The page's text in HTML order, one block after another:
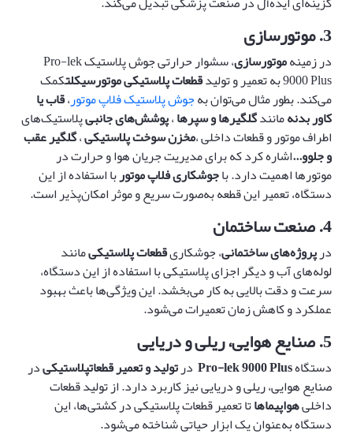
3. موتورسازی
در زمینهموتورسازی ، سشوار حرارتی جوش پلاستیک Pro-lek
9000 Plus به تعمیر و تولید قطعاتپلاستیکیموتورسیکلتکمک
می‌کند. بطور مثال می‌توان بهجوش پلاستیک فلاپ موتور،قاب یا
کاور بدنهمانندگلگیرها و سپرها،پوشش‌های جانبیپلاستیک‌های
اطراف موتور و قطعات داخلی ،مخزن سوخت پلاستیکی،گلگیر عقب
و جلوو...اشاره کرد که برای مدیریت جریان هوا و حرارت در
موتورها اهمیت دارد. باجوشکاری فلاپ موتوربا استفاده از این
دستگاه، تعمیر این قطعه به‌صورت سریع و موثر امکان‌پذیر است.
4. صنعت ساختمان
درپروژه‌های ساختمانی، جوشکاریقطعات پلاستیکیمانند
لوله‌های آب و دیگر اجزای پلاستیکی با استفاده از این دستگاه،
سرعت و دقت بالایی به کار می‌بخشد. این ویژگی‌ها باعث بهبود
عملکرد و کاهش زمان تعمیرات می‌شود.
5. صنایع هوایی، ریلی و دریایی
دستگاهPro-lek 9000 Plus درتولید و تعمیرقطعاتپلاستیکیدر
صنایع هوایی، ریلی و دریایی نیز کاربرد دارد. از تولید قطعات
داخلیهواپیماهاتا تعمیر قطعات پلاستیکی در کشتی‌ها، این
دستگاه به‌عنوان یک ابزار حیاتی شناخته می‌شود.